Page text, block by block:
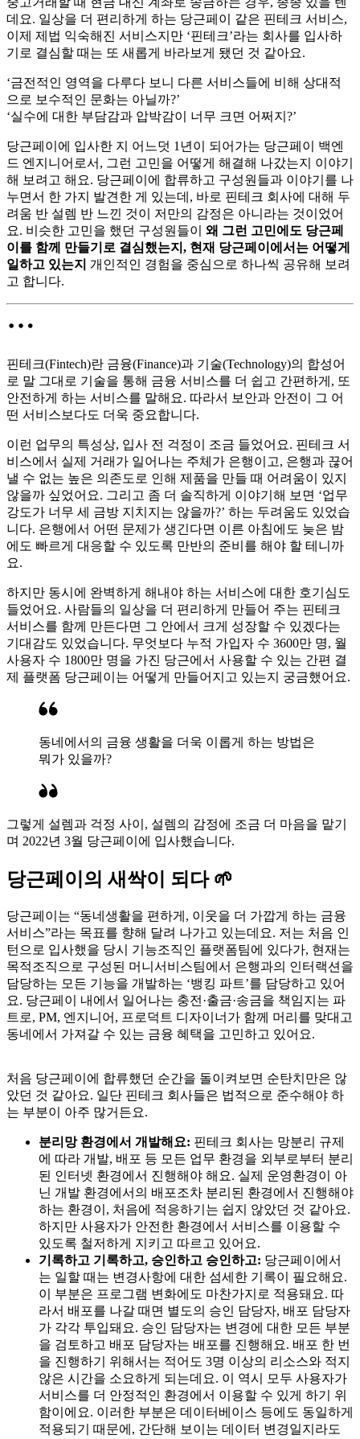
데요. 일상을 더 편리하게 하는 당근페이 같은 핀테크 서비스,
이제 제법 익숙해진 서비스지만 ‘핀테크’라는 회사를 입사하
기로 결심할 때는 또 새롭게 바라보게 됐던 것 같아요.
‘금전적인 영역을 다루다 보니 다른 서비스들에 비해 상대적
으로 보수적인 문화는 아닐까?’
‘실수에 대한 부담감과 압박감이 너무 크면 어쩌지?’
당근페이에 입사한 지 어느덧 1년이 되어가는 당근페이 백엔
드 엔지니어로서, 그런 고민을 어떻게 해결해 나갔는지 이야기
해 보려고 해요. 당근페이에 합류하고 구성원들과 이야기를 나
누면서 한 가지 발견한 게 있는데, 바로 핀테크 회사에 대해 두
려움 반 설렘 반 느낀 것이 저만의 감정은 아니라는 것이었어
요. 비슷한 고민을 했던 구성원들이 왜 그런 고민에도 당근페
이를 함께 만들기로 결심했는지, 현재 당근페이에서는 어떻게
일하고 있는지 개인적인 경험을 중심으로 하나씩 공유해 보려
고 합니다.
핀테크(Fintech)란 금융(Finance)과 기술(Technology)의 합성어
로 말 그대로 기술을 통해 금융 서비스를 더 쉽고 간편하게, 또
안전하게 하는 서비스를 말해요. 따라서 보안과 안전이 그 어
떤 서비스보다도 더욱 중요합니다.
이런 업무의 특성상, 입사 전 걱정이 조금 들었어요. 핀테크 서
비스에서 실제 거래가 일어나는 주체가 은행이고, 은행과 끊어
낼 수 없는 높은 의존도로 인해 제품을 만들 때 어려움이 있지
않을까 싶었어요. 그리고 좀 더 솔직하게 이야기해 보면 ‘업무
강도가 너무 세 금방 지치지는 않을까?’ 하는 두려움도 있었습
니다. 은행에서 어떤 문제가 생긴다면 이른 아침에도 늦은 밤
에도 빠르게 대응할 수 있도록 만반의 준비를 해야 할 테니까
요.
하지만 동시에 완벽하게 해내야 하는 서비스에 대한 호기심도
들었어요. 사람들의 일상을 더 편리하게 만들어 주는 핀테크
서비스를 함께 만든다면 그 안에서 크게 성장할 수 있겠다는
기대감도 있었습니다. 무엇보다 누적 가입자 수 3600만 명, 월
사용자 수 1800만 명을 가진 당근에서 사용할 수 있는 간편 결
제 플랫폼 당근페이는 어떻게 만들어지고 있는지 궁금했어요.
동네에서의 금융 생활을 더욱 이롭게 하는 방법은
뭐가 있을까?
그렇게 설렘과 걱정 사이, 설렘의 감정에 조금 더 마음을 맡기
며 2022년 3월 당근페이에 입사했습니다.
당근페이의 새싹이 되다 🌱
당근페이는 “동네생활을 편하게, 이웃을 더 가깝게 하는 금융
서비스”라는 목표를 향해 달려 나가고 있는데요. 저는 처음 인
턴으로 입사했을 당시 기능조직인 플랫폼팀에 있다가, 현재는
목적조직으로 구성된 머니서비스팀에서 은행과의 인터랙션을
담당하는 모든 기능을 개발하는 ‘뱅킹 파트’를 담당하고 있어
요. 당근페이 내에서 일어나는 충전·출금·송금을 책임지는 파
트로, PM, 엔지니어, 프로덕트 디자이너가 함께 머리를 맞대고
동네에서 가져갈 수 있는 금융 혜택을 고민하고 있어요.
처음 당근페이에 합류했던 순간을 돌이켜보면 순탄치만은 않
았던 것 같아요. 일단 핀테크 회사들은 법적으로 준수해야 하
는 부분이 아주 많거든요.
분리망 환경에서 개발해요: 핀테크 회사는 망분리 규제
에 따라 개발, 배포 등 모든 업무 환경을 외부로부터 분리
된 인터넷 환경에서 진행해야 해요. 실제 운영환경이 아
닌 개발 환경에서의 배포조차 분리된 환경에서 진행해야
하는 환경이, 처음에 적응하기는 쉽지 않았던 것 같아요.
하지만 사용자가 안전한 환경에서 서비스를 이용할 수
있도록 철저하게 지키고 따르고 있어요.
기록하고 기록하고, 승인하고 승인하고: 당근페이에서
는 일할 때는 변경사항에 대한 섬세한 기록이 필요해요.
이 부분은 프로그램 변화에도 마찬가지로 적용돼요. 따
라서 배포를 나갈 때면 별도의 승인 담당자, 배포 담당자
가 각각 투입돼요. 승인 담당자는 변경에 대한 모든 부분
을 검토하고 배포 담당자는 배포를 진행해요. 배포 한 번
을 진행하기 위해서는 적어도 3명 이상의 리소스와 적지
않은 시간을 소요하게 되는데요. 이 역시 모두 사용자가
서비스를 더 안정적인 환경에서 이용할 수 있게 하기 위
함이에요. 이러한 부분은 데이터베이스 등에도 동일하게
적용되기 때문에, 간단해 보이는 데이터 변경일지라도